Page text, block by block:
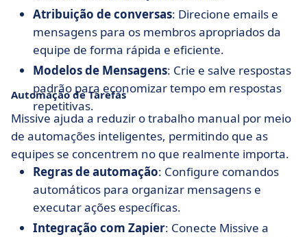
Atribuição de conversas: Direcione emails e
mensagens para os membros apropriados da
equipe de forma rápida e eficiente.
Modelos de Mensagens: Crie e salve respostas
padrão para economizar tempo em respostas
repetitivas.
Automação de Tarefas
Missive ajuda a reduzir o trabalho manual por meio
de automações inteligentes, permitindo que as
equipes se concentrem no que realmente importa.
Regras de automação: Configure comandos
automáticos para organizar mensagens e
executar ações específicas.
Integração com Zapier: Conecte Missive a